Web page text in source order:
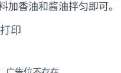
加香油和酱油拌匀即可。
打印